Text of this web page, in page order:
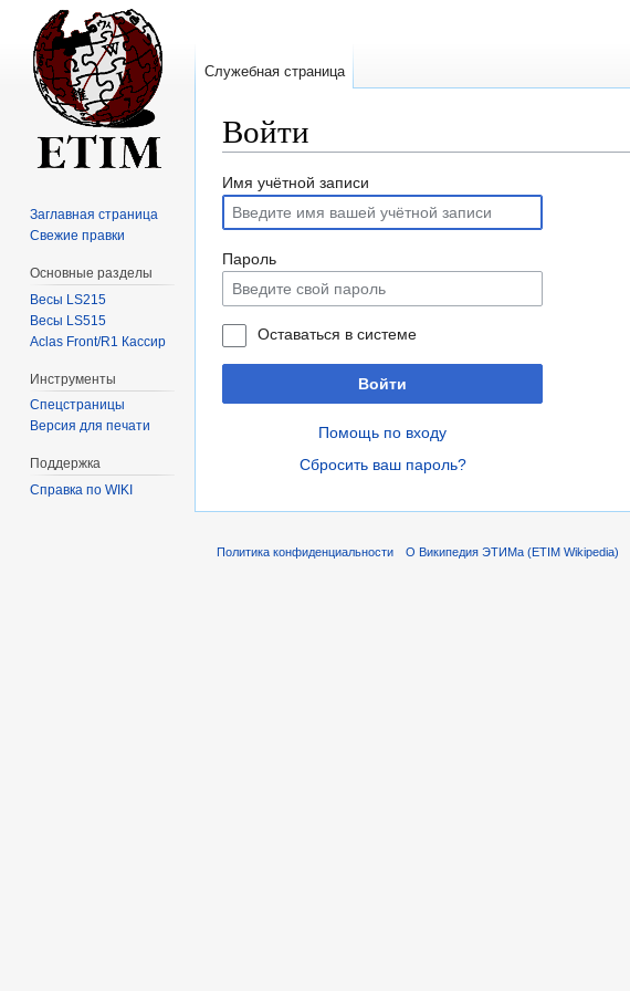
Войти
Перейти
навигации
Перейти
поиску
Имя учётной записи
Пароль
Оставаться в системе
Войти
Помощь по входу
Сбросить ваш пароль?
Служебная страница
Заглавная страница
Свежие правки
Основные разделы
Весы LS215
Весы LS515
Aclas Front/R1 Кассир
Инструменты
Спецстраницы
Версия для печати
Поддержка
Справка по WIKI
Политика конфиденциальности О Википедия ЭТИМа (ETIM Wikipedia)